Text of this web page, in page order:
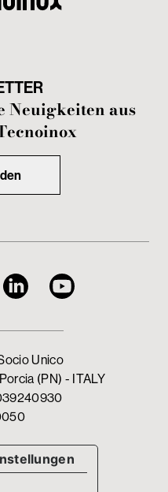
Neuigkeiten aus
Unico
(PN) - ITALY